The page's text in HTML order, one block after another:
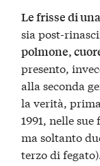
Le frisse di
sia post-
polmone,
presento,
alla seconda
la verità,
1991, nelle
ma soltanto
terzo di